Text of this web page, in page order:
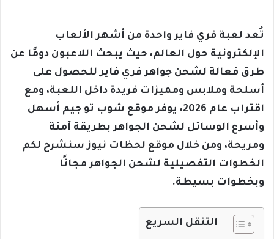
تُعد لعبة فري فاير واحدة من أشهر الألعاب
الإلكترونية حول العالم، حيث يبحث اللاعبون دومًا عن
طرق فعالة لشحن جواهر فري فاير للحصول على
أسلحة وملابس ومميزات فريدة داخل اللعبة، ومع
اقتراب عام 2026، يوفر موقع شوب تو جيم أسهل
وأسرع الوسائل لشحن الجواهر بطريقة آمنة
ومريحة، ومن خلال موقع لحظات نيوز سنشرح لكم
الخطوات التفصيلية لشحن الجواهر مجانًا
وبخطوات بسيطة.
التنقل السريع